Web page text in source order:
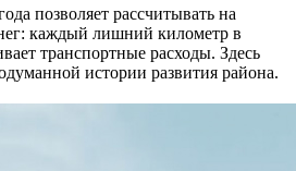
позволяет рассчитывать на
каждый лишний километр в
транспортные расходы. Здесь
истории развития района.